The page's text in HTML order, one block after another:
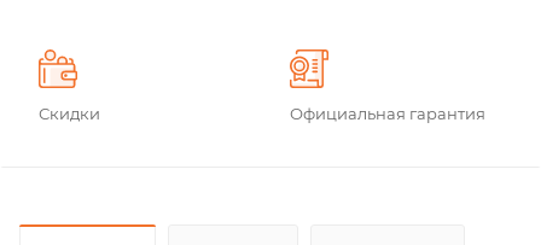
Скидки Официальная гарантия